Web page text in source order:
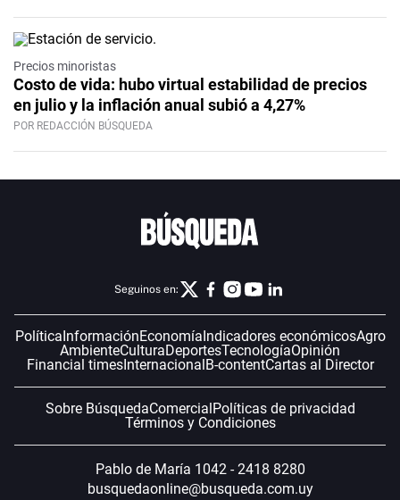
Precios minoristas
Costo de vida: hubo virtual estabilidad de precios
en julio y la inflación anual subió a 4,27%
POR REDACCIÓN BÚSQUEDA
Seguinos en:
PolíticaInformaciónEconomíaIndicadores económicosAgro
AmbienteCulturaDeportesTecnologíaOpinión
Financial timesInternacionalB-contentCartas al Director
Sobre BúsquedaComercialPolíticas de privacidad
Términos y Condiciones
Pablo de María 1042 - 2418 8280
busquedaonline@busqueda.com.uy